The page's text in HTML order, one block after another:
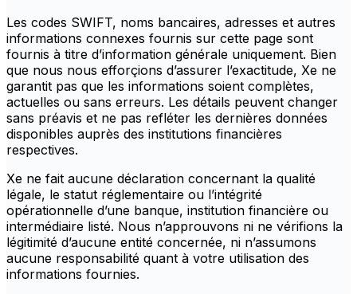
Les codes SWIFT, noms bancaires, adresses et autres
informations connexes fournis sur cette page sont
fournis à titre d’information générale uniquement. Bien
que nous nous efforçions d’assurer l’exactitude, Xe ne
garantit pas que les informations soient complètes,
actuelles ou sans erreurs. Les détails peuvent changer
sans préavis et ne pas refléter les dernières données
disponibles auprès des institutions financières
respectives.
Xe ne fait aucune déclaration concernant la qualité
légale, le statut réglementaire ou l’intégrité
opérationnelle d’une banque, institution financière ou
intermédiaire listé. Nous n’approuvons ni ne vérifions la
légitimité d’aucune entité concernée, ni n’assumons
aucune responsabilité quant à votre utilisation des
informations fournies.